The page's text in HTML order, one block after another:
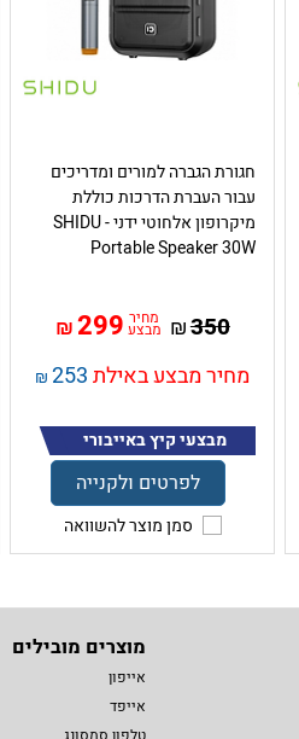
חגורת הגברה למורים ומדריכים
עבור העברת הדרכות כוללת
מיקרופון אלחוטי ידני - SHIDU
Portable Speaker 30W
350
₪ מחיר
מבצע 299
₪
מחיר מבצע באילת253
₪
מבצעי קיץ באייבורי
לפרטים ולקנייה
סמן מוצר להשוואה
מוצרים מובילים
אייפון
אייפד